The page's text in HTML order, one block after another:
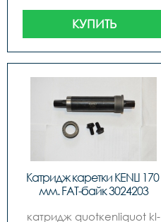
КУПИТЬ
Катридж каретки KENLI 170
мм. FAT-байк 3024203
катридж quotкеnliquot kl-